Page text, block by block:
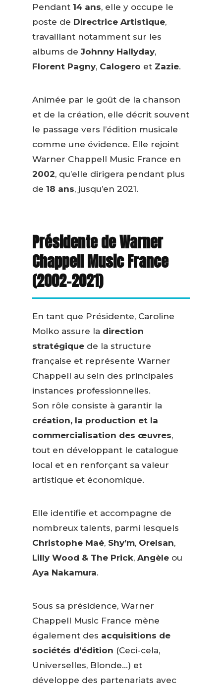
Pendant 14 ans, elle y occupe le
poste de Directrice Artistique,
travaillant notamment sur les
albums de Johnny Hallyday,
Florent Pagny, Calogero et Zazie.
Animée par le goût de la chanson
et de la création, elle décrit souvent
le passage vers l’édition musicale
comme une évidence. Elle rejoint
Warner Chappell Music France en
2002, qu’elle dirigera pendant plus
de 18 ans, jusqu’en 2021.
Présidente de Warner
Chappell Music France
(2002–2021)
En tant que Présidente, Caroline
Molko assure la direction
stratégiquede la structure
française et représente Warner
Chappell au sein des principales
instances professionnelles.
Son rôle consiste à garantir la
création, la production et la
commercialisation des œuvres,
tout en développant le catalogue
local et en renforçant sa valeur
artistique et économique.
Elle identifie et accompagne de
nombreux talents, parmi lesquels
Christophe Maé, Shy’m, Orelsan,
Lilly Wood & The Prick, Angèleou
Aya Nakamura.
Sous sa présidence, Warner
Chappell Music France mène
également des acquisitions de
sociétés d’édition (Ceci-cela,
Universelles, Blonde…) et
développe des partenariats avec